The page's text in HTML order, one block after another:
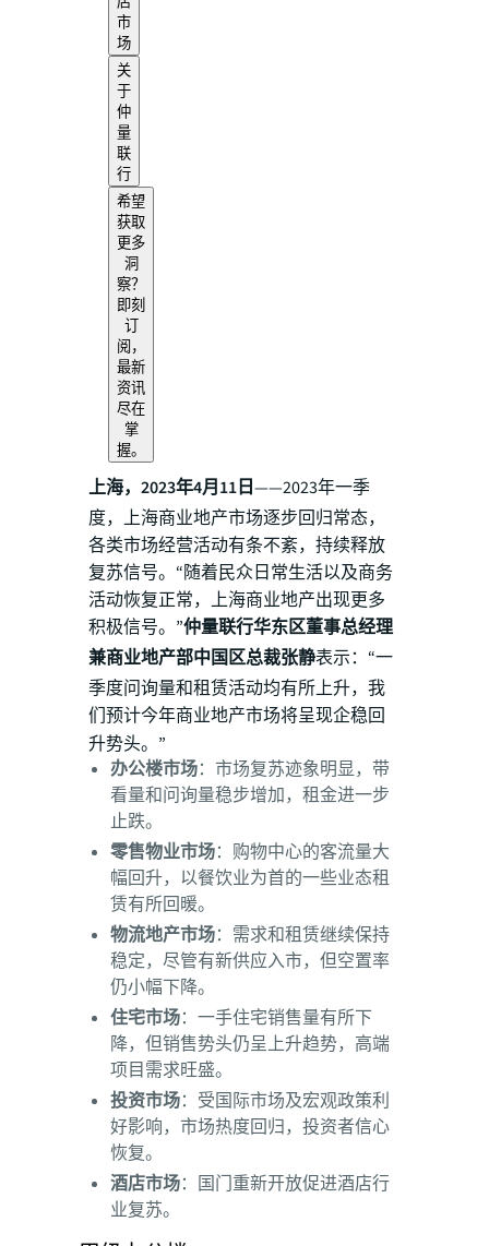
市
场
关
于
仲
量
联
行
希望
获取
更多
洞
察？
即刻
订
阅，
最新
资讯
尽在
掌
握。
上海，2023年4月11日——2023年一季
度，上海商业地产市场逐步回归常态，
各类市场经营活动有条不紊，持续释放
复苏信号。“随着民众日常生活以及商务
活动恢复正常，上海商业地产出现更多
积极信号。”仲量联行华东区董事总经理
兼商业地产部中国区总裁张静表示：“一
季度问询量和租赁活动均有所上升，我
们预计今年商业地产市场将呈现企稳回
升势头。”
办公楼市场：市场复苏迹象明显，带
看量和问询量稳步增加，租金进一步
止跌。
零售物业市场：购物中心的客流量大
幅回升，以餐饮业为首的一些业态租
赁有所回暖。
物流地产市场：需求和租赁继续保持
稳定，尽管有新供应入市，但空置率
仍小幅下降。
住宅市场：一手住宅销售量有所下
降，但销售势头仍呈上升趋势，高端
项目需求旺盛。
投资市场：受国际市场及宏观政策利
好影响，市场热度回归，投资者信心
恢复。
酒店市场：国门重新开放促进酒店行
业复苏。